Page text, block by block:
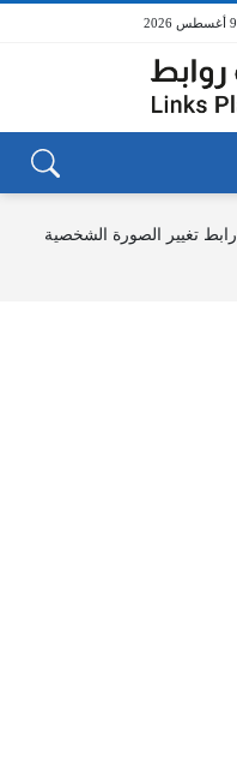
رابط تغيير الصورة الشخصية